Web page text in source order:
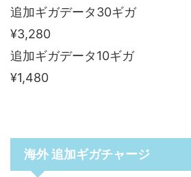
追加ギガデータ30ギガ
¥3,280
追加ギガデータ10ギガ
¥1,480
海外 追加ギガチャージ